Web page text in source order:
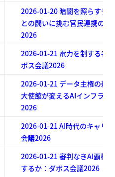
2026-01-20 暗闇を照らすデ
との闘いに挑む官民連携の新
2026
2026-01-21 電力を制する者
ボス会議2026
2026-01-21 データ主権の新
大使館が変えるAIインフラの
2026
2026-01-21 AI時代のキャリ
会議2026
2026-01-21 審判なきAI覇権
するか：ダボス会議2026